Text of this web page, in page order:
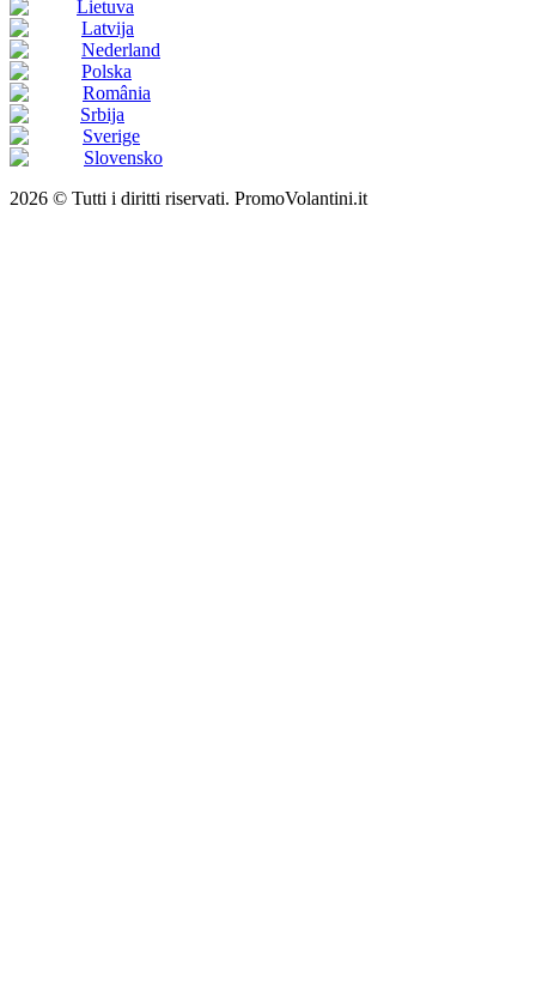
Lietuva
Latvija
Nederland
Polska
România
Srbija
Sverige
Slovensko
2026 © Tutti i diritti riservati. PromoVolantini.it